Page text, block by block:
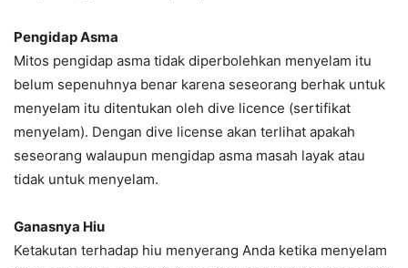
Pengidap Asma
Mitos pengidap asma tidak diperbolehkan menyelam itu
belum sepenuhnya benar karena seseorang berhak untuk
menyelam itu ditentukan oleh dive licence (sertifikat
menyelam). Dengan dive license akan terlihat apakah
seseorang walaupun mengidap asma masah layak atau
tidak untuk menyelam.
Ganasnya Hiu
Ketakutan terhadap hiu menyerang Anda ketika menyelam